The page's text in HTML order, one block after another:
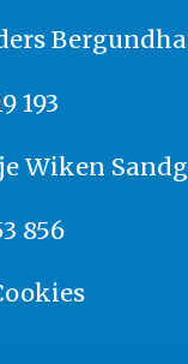
193
Wiken
856